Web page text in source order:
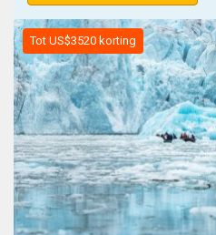
Tot US$3520 korting